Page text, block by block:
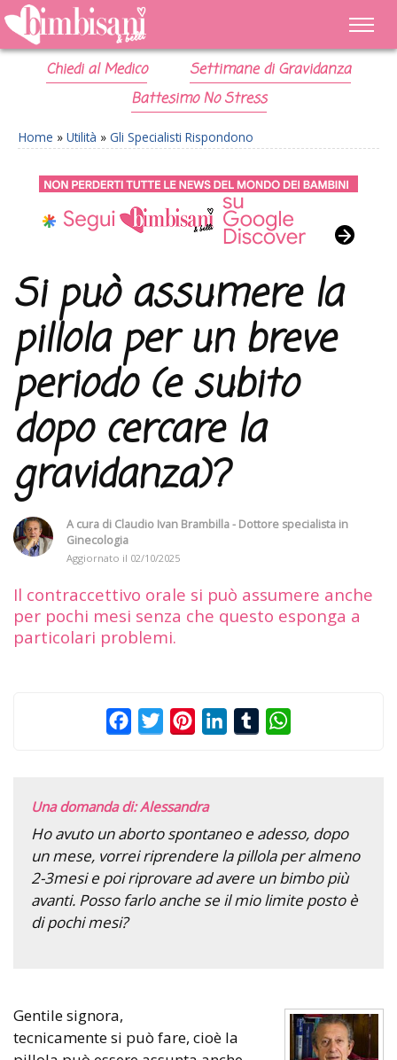
Chiedi al Medico
Settimane di Gravidanza
Battesimo No Stress
Home » Utilità » Gli Specialisti Rispondono
Si può assumere la
pillola per un breve
periodo (e subito
dopo cercare la
gravidanza)?
A cura di Claudio Ivan Brambilla - Dottore specialista in
Ginecologia
Aggiornato il 02/10/2025
Il contraccettivo orale si può assumere anche
per pochi mesi senza che questo esponga a
particolari problemi.
FacebookTwitterPinterestLinkedInTumblr
Una domanda di: Alessandra
Ho avuto un aborto spontaneo e adesso, dopo
un mese, vorrei riprendere la pillola per almeno
2-3mesi e poi riprovare ad avere un bimbo più
avanti. Posso farlo anche se il mio limite posto è
di pochi mesi?
Gentile signora,
tecnicamente si può fare, cioè la